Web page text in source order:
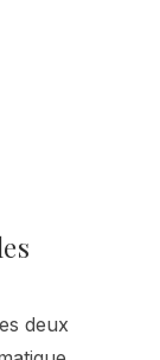
deux